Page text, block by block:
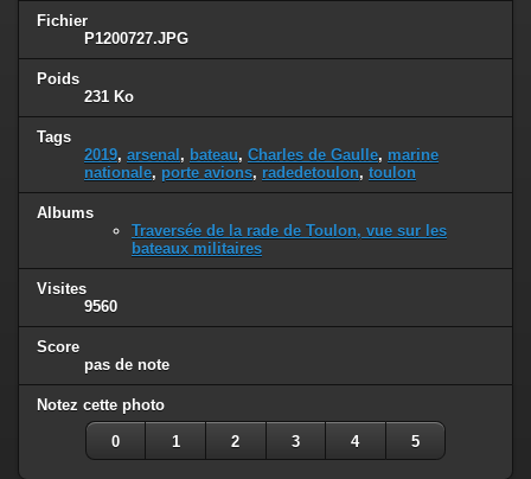
Fichier
P1200727.JPG
Poids
231 Ko
Tags
2019, arsenal , bateau, Charles de Gaulle, marine
nationale, porte avions, radedetoulon, toulon
Albums
Traversée de la rade de Toulon, vue sur les
bateaux militaires
Visites
9560
Score
pas de note
Notez cette photo
0 1 2 3 4 5